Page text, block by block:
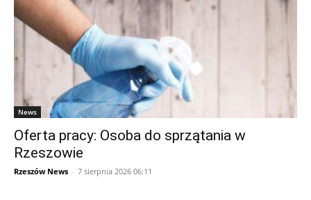
News
Oferta pracy: Osoba do sprzątania w
Rzeszowie
Rzeszów News - 7 sierpnia 2026 06:11